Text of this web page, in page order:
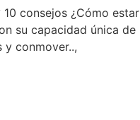
consejos ¿Cómo estar
su capacidad única de
y conmover..,